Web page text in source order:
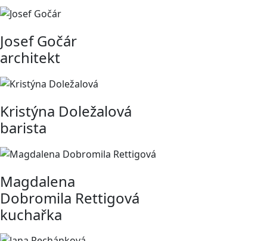
Josef Gočár
architekt
Kristýna Doležalová
barista
Magdalena
Dobromila Rettigová
kuchařka